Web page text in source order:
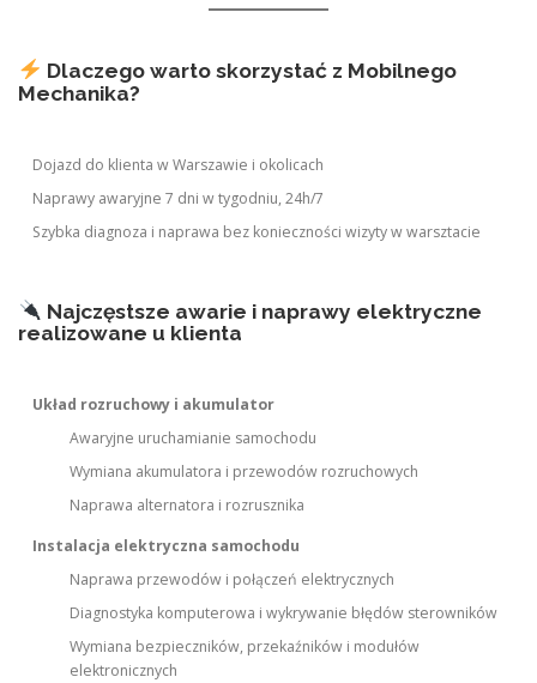
Dlaczego warto skorzystać z Mobilnego
Mechanika?
Dojazd do klienta w Warszawie i okolicach
Naprawy awaryjne 7 dni w tygodniu, 24h/7
Szybka diagnoza i naprawa bez konieczności wizyty w warsztacie
Najczęstsze awarie i naprawy elektryczne
realizowane u klienta
Układ rozruchowy i akumulator
Awaryjne uruchamianie samochodu
Wymiana akumulatora i przewodów rozruchowych
Naprawa alternatora i rozrusznika
Instalacja elektryczna samochodu
Naprawa przewodów i połączeń elektrycznych
Diagnostyka komputerowa i wykrywanie błędów sterowników
Wymiana bezpieczników, przekaźników i modułów
elektronicznych